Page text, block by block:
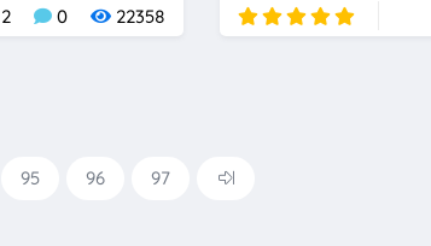
2 0 22358
95 96 97